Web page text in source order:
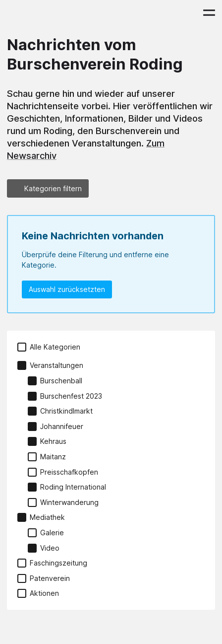
Nachrichten vom
Burschenverein Roding
Schau gerne hin und wieder auf unserer
Nachrichtenseite vorbei. Hier veröffentlichen wir
Geschichten, Informationen, Bilder und Videos
rund um Roding, den Burschenverein und
verschiedenen Veranstaltungen. Zum
Newsarchiv
Kategorien filtern
Keine Nachrichten vorhanden
Überprüfe deine Filterung und entferne eine
Kategorie.
Auswahl zurücksetzten
Alle Kategorien
Veranstaltungen
Burschenball
Burschenfest 2023
Christkindlmarkt
Johannifeuer
Kehraus
Maitanz
Preisschafkopfen
Roding International
Winterwanderung
Mediathek
Galerie
Video
Faschingszeitung
Patenverein
Aktionen